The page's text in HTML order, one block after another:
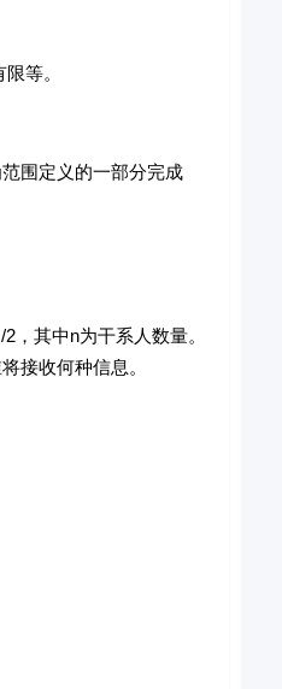
等。
围定义的一部分完成
2，其中n为干系人数量。
接收何种信息。